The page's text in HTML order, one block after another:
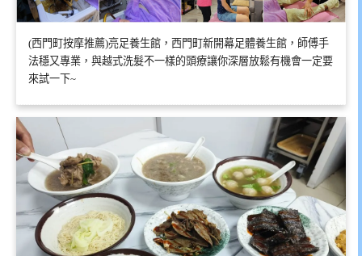
(西門町按摩推薦)亮足養生館，西門町新開幕足體養生館，師傅手
法穩又專業，與越式洗髮不一樣的頭療讓你深層放鬆有機會一定要
來試一下~